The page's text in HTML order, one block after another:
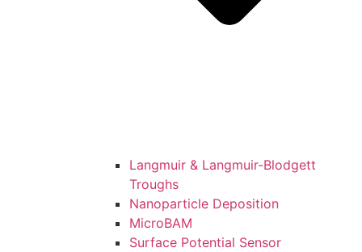
Langmuir & Langmuir-Blodgett
Troughs
Nanoparticle Deposition
MicroBAM
Surface Potential Sensor